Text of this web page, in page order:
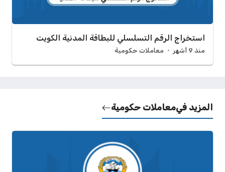
استخراج الرقم التسلسلي للبطاقة المدنية الكويت
منذ 9 أشهر معاملات حكومية
المزيد فيمعاملات حكومية